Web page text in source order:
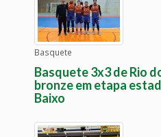
Basquete
Basquete 3x3 de Rio
bronze em etapa
Baixo